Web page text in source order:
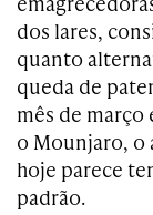
dos lares,
quanto
queda de
mês de março
o Mounjaro, o
hoje parece
padrão.